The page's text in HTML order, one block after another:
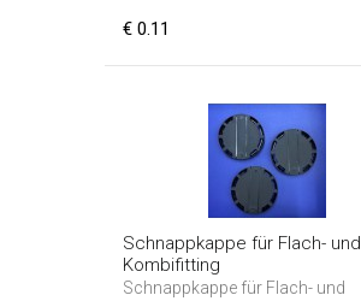
€ 0.11
Schnappkappe für Flach- und
Kombifitting
Schnappkappe für Flach- und